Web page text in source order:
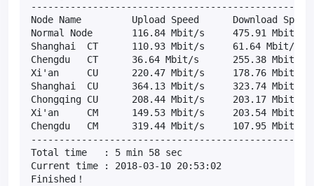
Node Name         Upload Speed      Download
Normal Node       116.84 Mbit/s     475.91 Mbit/s
Shanghai  CT      110.93 Mbit/s     61.64 Mbit/s
Chengdu   CT      36.64 Mbit/s      255.38 Mbit/s
Xi'an     CU      220.47 Mbit/s     178.76 Mbit/s
Shanghai  CU      364.13 Mbit/s     323.74 Mbit/s
Chongqing CU      208.44 Mbit/s     203.17 Mbit/s
Xi'an     CM      149.53 Mbit/s     203.54 Mbit/s
Chengdu   CM      319.44 Mbit/s     107.95 Mbit/s
Total time   : 5 min 58 sec
Current time : 2018-03-10 20:53:02
Finished！